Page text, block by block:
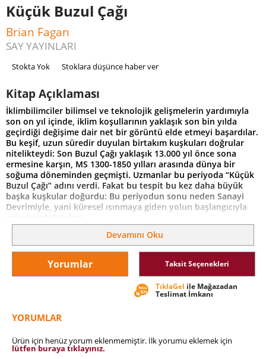
Küçük Buzul Çağı
Brian Fagan
SAY YAYINLARI
Stokta Yok Stoklara düşünce haber ver
Kitap Açıklaması
İklimbilimciler bilimsel ve teknolojik gelişmelerin yardımıyla
son on yıl içinde, iklim koşullarının yaklaşık son bin yılda
geçirdiği değişime dair net bir görüntü elde etmeyi başardılar.
Bu keşif, uzun süredir duyulan birtakım kuşkuları doğrular
nitelikteydi: Son Buzul Çağı yaklaşık 13.000 yıl önce sona
ermesine karşın, MS 1300-1850 yılları arasında dünya bir
soğuma döneminden geçmişti. Uzmanlar bu periyoda “Küçük
Buzul Çağı” adını verdi. Fakat bu tespit bu kez daha büyük
başka kuşkular doğurdu: Bu periyodun sonu neden Sanayi
Devrimiyle, yani küresel ısınmaya giden yolun başlangıcıyla
çakışıyordu? Yoksa...
Arkeolog Brian Fagan bu eserinde Vikinglerin İzlanda,
Grönland ve Kuzey Amerika’da kurdukları ilk kolonilerin
kalıntıları üzerinde yapılan incelemelerden yola çıkıp özellikle
Avrupa tarihindeki büyük olaylara mercek tutarak iklim
değişiminin tarihin akışı üzerindeki etkisini inceliyor.
Fagan, bilim, arkeoloji ve tarih okurlarının ilgisini çekmeyi
“Fagan bu harikulade kitabında insan toplumunun iklim
gösteriyor.” —New Scientist
Devamını Oku
Yorumlar Taksit Seçenekleri
TıklaGel ile Mağazadan
Teslimat İmkanı
YORUMLAR
Ürün için henüz yorum eklenmemiştir. İlk yorumu eklemek için
lütfen buraya tıklayınız.